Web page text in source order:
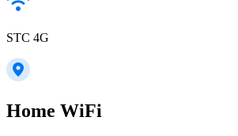
STC 4G
Home WiFi